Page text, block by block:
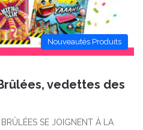
Nouveautés Produits
vedettes des
SE JOIGNENT À LA